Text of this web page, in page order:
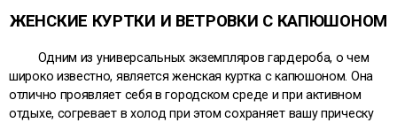
ЖЕНСКИЕ КУРТКИ И ВЕТРОВКИ С КАПЮШОНОМ
Одним из универсальных экземпляров гардероба, о чем
широко известно, является женская куртка с капюшоном. Она
отлично проявляет себя в городском среде и при активном
отдыхе, согревает в холод при этом сохраняет вашу прическу